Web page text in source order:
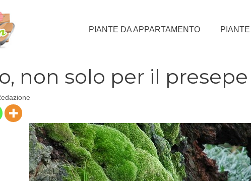
PIANTE DA APPARTAMENTO
non solo per il presepe